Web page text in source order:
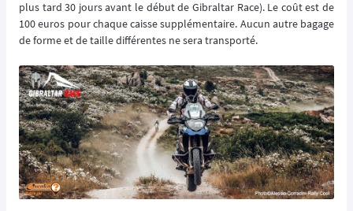
plus tard 30 jours avant le début de Gibraltar Race). Le coût est de
100 euros pour chaque caisse supplémentaire. Aucun autre bagage
de forme et de taille différentes ne sera transporté.